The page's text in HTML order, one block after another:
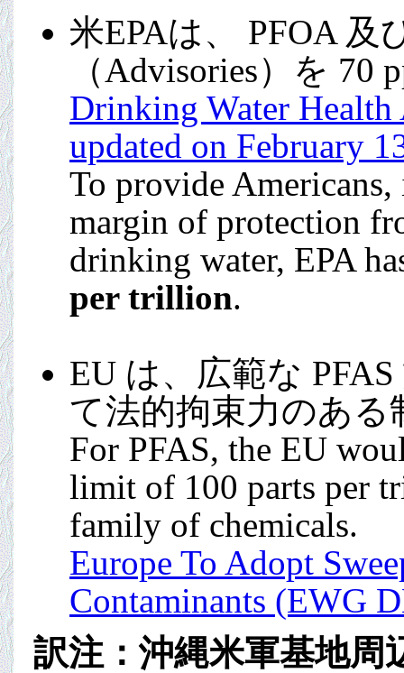
米EPAは、 PFOA
（Advisories）を 70
Drinking Water Health
updated on February
To provide
margin of protection
drinking water, EPA
per trillion.
EU は、広範な
て法的拘束力のある
For PFAS, the EU
limit of 100 parts per
family of chemicals.
Europe To Adopt
Contaminants (EWG
訳注：沖縄米軍基地